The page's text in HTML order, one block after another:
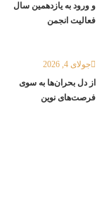
و ورود به یازدهمین سال
فعالیت انجمن
جولای 4, 2026
از دل بحران‌ها به سوی
فرصت‌های نوین